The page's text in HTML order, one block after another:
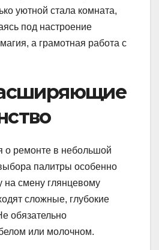
уютной стала комната,
под настроение
а грамотная работа с
о ремонте в небольшой
палитры особенно
на смену глянцевому
сложные, глубокие
обязательно
или молочном.